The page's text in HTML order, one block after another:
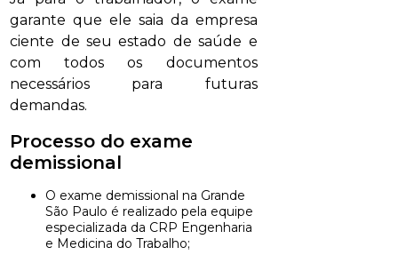
garante que ele saia da empresa
ciente de seu estado de saúde e
com todos os documentos
necessários para futuras
demandas.
Processo do exame
demissional
O exame demissional na Grande
São Paulo é realizado pela equipe
especializada da CRP Engenharia
e Medicina do Trabalho;